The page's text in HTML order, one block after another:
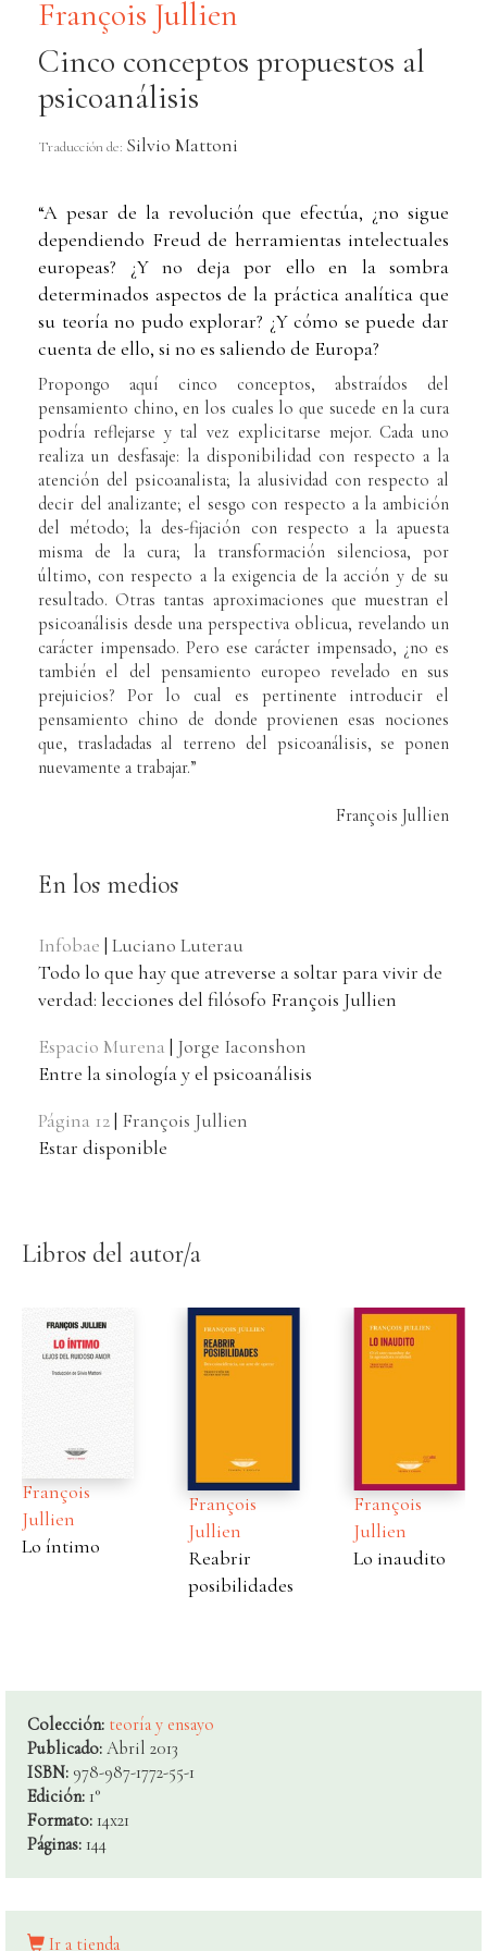
François Jullien
Cinco conceptos propuestos al
psicoanálisis
Traducción de: Silvio Mattoni
“A pesar de la revolución que efectúa, ¿no sigue
dependiendo Freud de herramientas intelectuales
europeas? ¿Y no deja por ello en la sombra
determinados aspectos de la práctica analítica que
su teoría no pudo explorar? ¿Y cómo se puede dar
cuenta de ello, si no es saliendo de Europa?
Propongo aquí cinco conceptos, abstraídos del
pensamiento chino, en los cuales lo que sucede en la cura
podría reflejarse y tal vez explicitarse mejor. Cada uno
realiza un desfasaje: la disponibilidad con respecto a la
atención del psicoanalista; la alusividad con respecto al
decir del analizante; el sesgo con respecto a la ambición
del método; la des-fijación con respecto a la apuesta
misma de la cura; la transformación silenciosa, por
último, con respecto a la exigencia de la acción y de su
resultado. Otras tantas aproximaciones que muestran el
psicoanálisis desde una perspectiva oblicua, revelando un
carácter impensado. Pero ese carácter impensado, ¿no es
también el del pensamiento europeo revelado en sus
prejuicios? Por lo cual es pertinente introducir el
pensamiento chino de donde provienen esas nociones
que, trasladadas al terreno del psicoanálisis, se ponen
nuevamente a trabajar.”
François Jullien
En los medios
Infobae | Luciano Luterau
Todo lo que hay que atreverse a soltar para vivir de
verdad: lecciones del filósofo François Jullien
Espacio Murena | Jorge Iaconshon
Entre la sinología y el psicoanálisis
Página 12| François Jullien
Estar disponible
Libros del autor/a
íntimo
François
Jullien
Reabrir
posibilidades
François
Jullien
Lo inaudito
Colección: teoría y ensayo
Publicado: Abril 2013
ISBN: 978-987-1772-55-1
Edición: 1°
Formato: 14x21
Páginas: 144
Ir a tienda